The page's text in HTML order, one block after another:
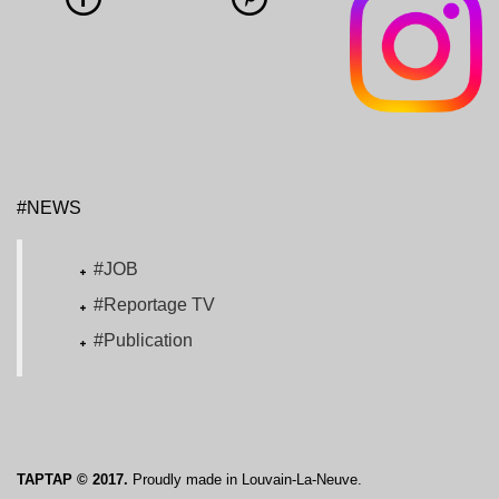
#NEWS
#JOB
#Reportage TV
#Publication
TAPTAP © 2017. Proudly made in Louvain-La-Neuve.